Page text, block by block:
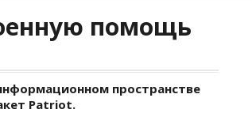
помощь
пространстве
Patriot.